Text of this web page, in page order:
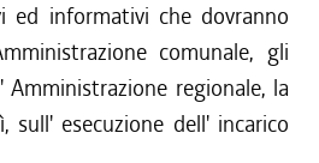
ed informativi che dovranno
comunale, gli
regionale, la
sull' esecuzione dell' incarico